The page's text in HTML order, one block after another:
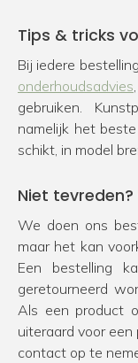
Tips & tricks
Bij iedere
onderhoudsadvies
gebruiken.
namelijk het
schikt, in model
Niet
We doen ons
maar het kan
Een bestelling
geretourneerd
Als een product
uiteraard voor een
contact op te